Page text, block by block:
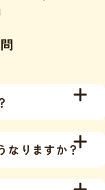
下の通りで
なりますか？
延長はいたし